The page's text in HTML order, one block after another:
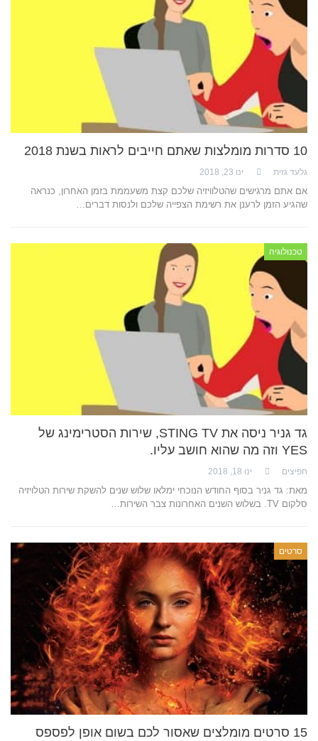
10 סדרות מומלצות שאתם חייבים לראות בשנת 2018
גלעד גזית ינו 23, 2018
אם אתם מרגישים שהטלוויזיה שלכם קצת משעממת בזמן האחרון, כנראה
שהגיע הזמן לרענן את רשימת הצפייה שלכם ולנסות דברים…
טכנולוגיה
גד גניר ניסה את STING TV, שירות הסטרימינג של
YES וזה מה שהוא חושב עליו.
חפיצים ינו 18, 2018
מאת: גד גניר בסוף החודש הנוכחי ימלאו שלוש שנים להשקת שירות הטלויזיה
סלקום TV. בשלוש השנים האחרונות צבר השירות…
סרטים
15 סרטים מומלצים שאסור לכם בשום אופן לפספס